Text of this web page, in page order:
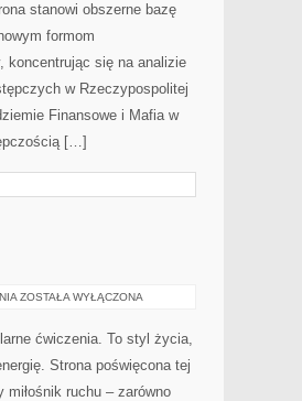
stanowi obszerne bazę
formom
koncentrując się na analizie
w Rzeczypospolitej
Finansowe i Mafia w
[…]
SPRZĘT
ZOSTAŁA WYŁĄCZONA
ćwiczenia. To styl życia,
Strona poświęcona tej
ruchu – zarówno